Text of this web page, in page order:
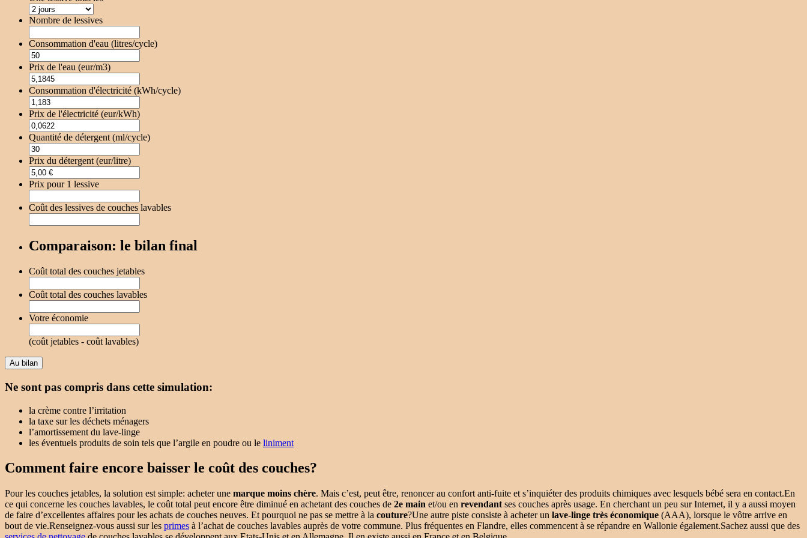
Nombre de lessives
Consommation d'eau (litres/cycle)
Prix de l'eau (eur/m3)
Consommation d'électricité (kWh/cycle)
Prix de l'électricité (eur/kWh)
Quantité de détergent (ml/cycle)
Prix du détergent (eur/litre)
Prix pour 1 lessive
Coût des lessives de couches lavables
Comparaison: le bilan final
Coût total des couches jetables
Coût total des couches lavables
Votre économie
(coût jetables - coût lavables)
Ne sont pas compris dans cette simulation:
la crème contre l’irritation
la taxe sur les déchets ménagers
l’amortissement du lave-linge
les éventuels produits de soin tels que l’argile en poudre ou le liniment
Comment faire encore baisser le coût des couches?
Pour les couches jetables, la solution est simple: acheter une marque moins chère. Mais c’est, peut être, renoncer au confort anti-fuite et s’inquiéter des produits chimiques avec lesquels bébé sera en contact.En
ce qui concerne les couches lavables, le coût total peut encore être diminué en achetant des couches de 2e main et/ou en revendant ses couches après usage. En cherchant un peu sur Internet, il y a aussi moyen
de faire d’excellentes affaires pour les achats de couches neuves. Et pourquoi ne pas se mettre à la couture?Une autre piste consiste à acheter un lave-linge très économique (AAA), lorsque le vôtre arrive en
bout de vie.Renseignez-vous aussi sur les primes à l’achat de couches lavables auprès de votre commune. Plus fréquentes en Flandre, elles commencent à se répandre en Wallonie également.Sachez aussi que des